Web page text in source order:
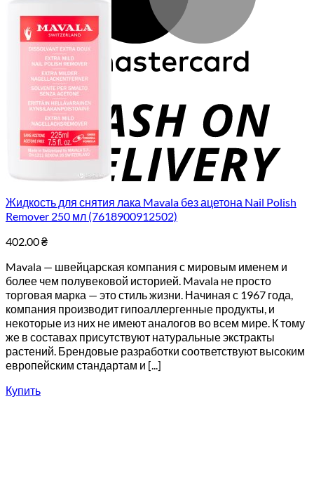
Жидкость для снятия лака Mavala без ацетона Nail Polish
Remover 250 мл (7618900912502)
402.00₴
Mavala — швейцарская компания с мировым именем и
более чем полувековой историей. Mavala не просто
торговая марка — это стиль жизни. Начиная с 1967 года,
компания производит гипоаллергенные продукты, и
некоторые из них не имеют аналогов во всем мире. К тому
же в составах присутствуют натуральные экстракты
растений. Брендовые разработки соответствуют высоким
европейским стандартам и [...]
Купить